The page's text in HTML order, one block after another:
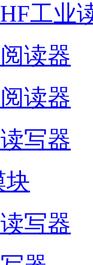
工业
读器
读器
写器
块
写器